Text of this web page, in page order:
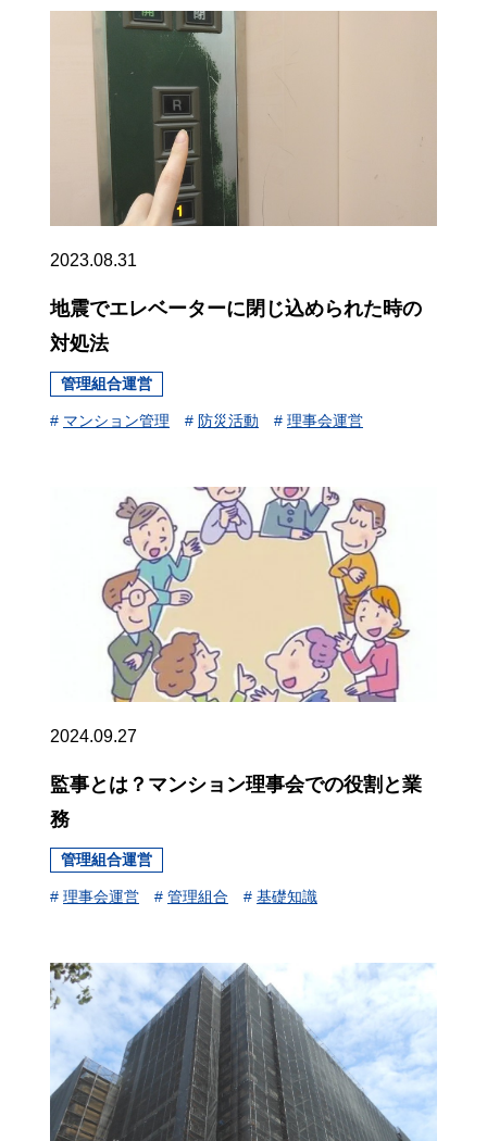
2023.08.31
地震でエレベーターに閉じ込められた時の
対処法
管理組合運営
# マンション管理 # 防災活動 # 理事会運営
2024.09.27
監事とは？マンション理事会での役割と業
務
管理組合運営
# 理事会運営 # 管理組合 # 基礎知識